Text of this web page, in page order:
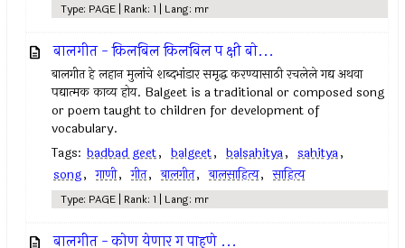
Type: PAGE | Rank: 1 | Lang: mr
बालगीत - किलबिल किलबिल प क्षी बो...
बालगीत हे लहान मुलांचे शब्दभांडार समृद्ध करण्यासाठी रचलेले गद्य अथवा
पद्यात्मक काव्य होय. Balgeet is a traditional or composed song
or poem taught to children for development of
vocabulary.
Tags: badbad geet, balgeet, balsahitya, sahitya,
song, गाणी, गीत, बालगीत, बालसाहित्य, साहित्य
Type: PAGE | Rank: 1 | Lang: mr
बालगीत - कोण येणार ग पाहुणे ...